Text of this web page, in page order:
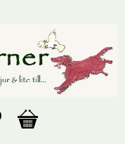
Favoriter
Kundvagn